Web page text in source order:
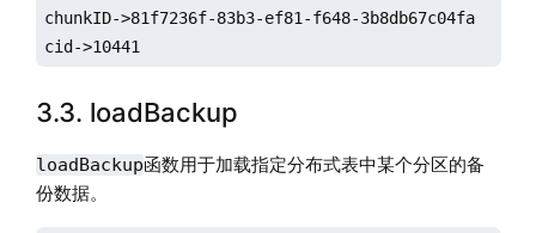
chunkID->81f7236f-83b3-ef81-f648-3b8db67c04fa
cid->10441
3.3. loadBackup
loadBackup函数用于加载指定分布式表中某个分区的备
份数据。